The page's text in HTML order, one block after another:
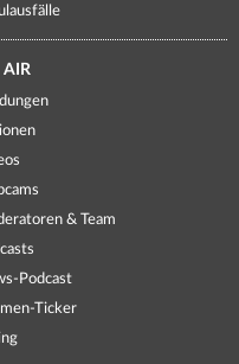
AIR
& Team
Podcast
Ticker